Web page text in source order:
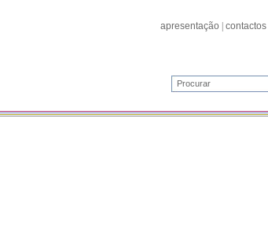
apresentação contactos|